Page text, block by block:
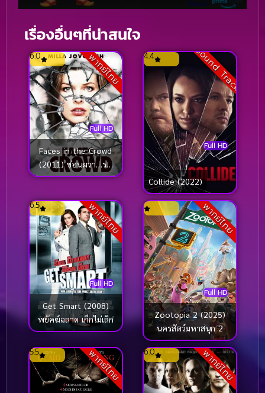
เรื่องอื่นๆที่น่าสนใจ
พากย์ไทย
Full HD
6.0
Faces in the Crowd
(2011) ซ่อนผวา…รอ
เชือด
Sound Track
Full HD
4.4
Collide (2022)
พากย์ไทย
Full HD
6.5
Get Smart (2008)
พยัคฆ์ฉลาด เก็กไม่เลิก
พากย์ไทย
Full HD
Zootopia 2 (2025)
นครสัตว์มหาสนุก 2
พากย์ไทย
5.5 พากย์ไทย
6.0